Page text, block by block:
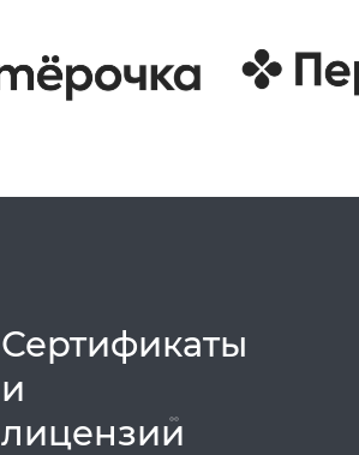
Сертификаты
и
лицензии